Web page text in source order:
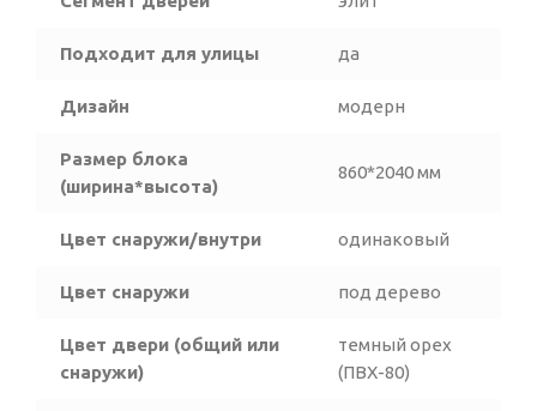
Подходит для улицы да
Дизайн модерн
Размер блока
(ширина*высота)
860*2040 мм
Цвет снаружи/внутри одинаковый
Цвет снаружи под дерево
Цвет двери (общий или
снаружи)
темный орех
(ПВХ-80)